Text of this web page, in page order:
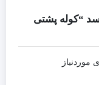
“کوله پشتی